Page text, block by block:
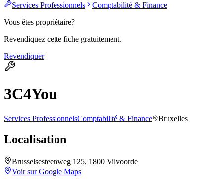
Services Professionnels
Comptabilité & Finance
Vous êtes propriétaire?
Revendiquez cette fiche gratuitement.
Revendiquer
3C4You
Services ProfessionnelsComptabilité & Finance Bruxelles
Localisation
Brusselsesteenweg 125, 1800 Vilvoorde
Voir sur Google Maps